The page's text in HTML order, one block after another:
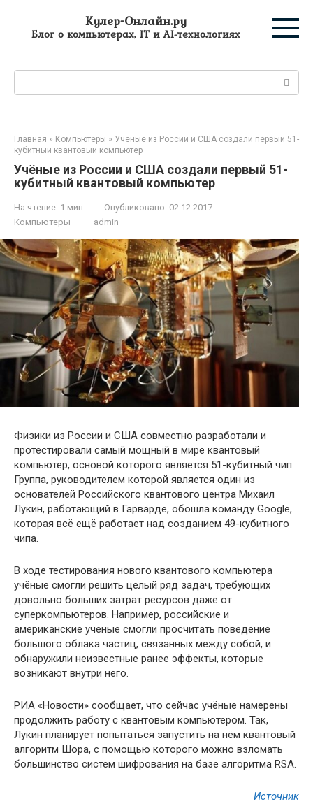
контенту
Кулер-Онлайн.ру
Блог о компьютерах, IT и AI-технологиях
Поиск:
Главная » Компьютеры » Учёные из России и США создали первый 51-
кубитный квантовый компьютер
Учёные из России и США создали первый 51-
кубитный квантовый компьютер
На чтение: 1 мин Опубликовано: 02.12.2017
Компьютеры
admin
Физики из России и США совместно разработали и
протестировали самый мощный в мире квантовый
компьютер, основой которого является 51-кубитный чип.
Группа, руководителем которой является один из
основателей Российского квантового центра Михаил
Лукин, работающий в Гарварде, обошла команду Google,
которая всё ещё работает над созданием 49-кубитного
чипа.
В ходе тестирования нового квантового компьютера
учёные смогли решить целый ряд задач, требующих
довольно больших затрат ресурсов даже от
суперкомпьютеров. Например, российские и
американские ученые смогли просчитать поведение
большого облака частиц, связанных между собой, и
обнаружили неизвестные ранее эффекты, которые
возникают внутри него.
РИА «Новости» сообщает, что сейчас учёные намерены
продолжить работу с квантовым компьютером. Так,
Лукин планирует попытаться запустить на нём квантовый
алгоритм Шора, с помощью которого можно взломать
большинство систем шифрования на базе алгоритма RSA.
Источник